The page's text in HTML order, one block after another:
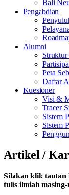
Bali
Pengabdian
Alumni
Peta
Daftar
Kuesioner
Visi &
Tracer
Sistem
Sistem
Artikel /
Silakan klik tautan
tulis ilmiah